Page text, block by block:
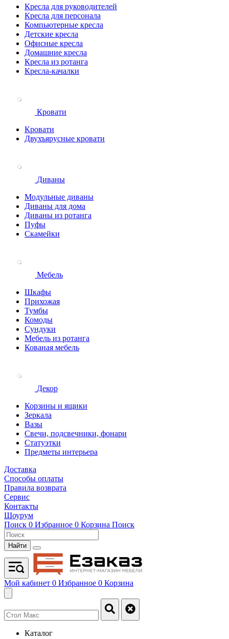
Кресла для руководителей
Кресла для персонала
Компьютерные кресла
Детские кресла
Офисные кресла
Домашние кресла
Кресла из ротанга
Кресла-качалки
Кровати
Кровати
Двухъярусные кровати
Диваны
Модульные диваны
Диваны для дома
Диваны из ротанга
Пуфы
Скамейки
Мебель
Шкафы
Прихожая
Тумбы
Комоды
Сундуки
Мебель из ротанга
Кованая мебель
Декор
Корзины и ящики
Зеркала
Вазы
Свечи, подсвечники, фонари
Статуэтки
Предметы интерьера
Доставка
Способы оплаты
Правила возврата
Сервис
Контакты
Шоурум
Поиск 0 Избранное 0 Корзина Поиск
Найти
Мой кабинет 0 Избранное 0 Корзина
Каталог